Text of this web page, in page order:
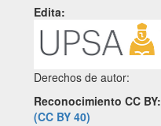
Edita:
Derechos de autor:
Reconocimiento CC BY:
(CC BY 40)